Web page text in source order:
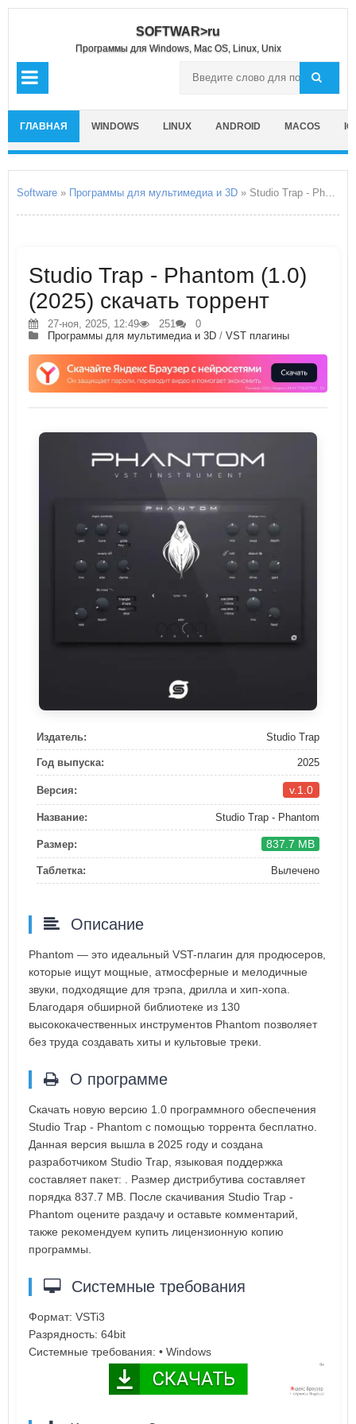
SOFTWAR>ru
Программы для Windows, Mac OS, Linux, Unix
ГЛАВНАЯ WINDOWS LINUX ANDROID MACOS
Software » Программы для мультимедиа и 3D » Studio Trap - Phantom
Studio Trap - Phantom (1.0)
(2025) скачать торрент
27-ноя, 2025, 12:49 251
0
Программы для мультимедиа и 3D / VST плагины
Издатель: Studio Trap
Год выпуска: 2025
Версия: v.1.0
Название: Studio Trap - Phantom
Размер: 837.7 MB
Таблетка: Вылечено
Описание
Phantom — это идеальный VST-плагин для продюсеров,
которые ищут мощные, атмосферные и мелодичные
звуки, подходящие для трэпа, дрилла и хип-хопа.
Благодаря обширной библиотеке из 130
высококачественных инструментов Phantom позволяет
без труда создавать хиты и культовые треки.
О программе
Скачать новую версию 1.0 программного обеспечения
Studio Trap - Phantom с помощью торрента бесплатно.
Данная версия вышла в 2025 году и создана
разработчиком Studio Trap, языковая поддержка
составляет пакет: . Размер дистрибутива составляет
порядка 837.7 MB. После скачивания Studio Trap -
Phantom оцените раздачу и оставьте комментарий,
также рекомендуем купить лицензионную копию
программы.
Системные требования
Формат: VSTi3
Разрядность: 64bit
Системные требования: • Windows